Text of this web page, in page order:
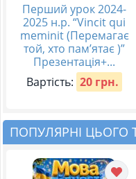
Перший урок 2024-
2025 н.р. “Vincit qui
meminit (Перемагає
той, хто пам’ятає )”
Презентація+...
Вартість: 20 грн.
ПОПУЛЯРНІ ЦЬОГО